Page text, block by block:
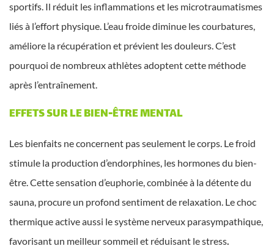
sportifs. Il réduit les inflammations et les microtraumatismes
liés à l’effort physique. L’eau froide diminue les courbatures,
améliore la récupération et prévient les douleurs. C’est
pourquoi de nombreux athlètes adoptent cette méthode
après l’entraînement.
EFFETS SUR LE BIEN-ÊTRE MENTAL
Les bienfaits ne concernent pas seulement le corps. Le froid
stimule la production d’endorphines, les hormones du bien-
être. Cette sensation d’euphorie, combinée à la détente du
sauna, procure un profond sentiment de relaxation. Le choc
thermique active aussi le système nerveux parasympathique,
favorisant un meilleur sommeil et réduisant le stress.